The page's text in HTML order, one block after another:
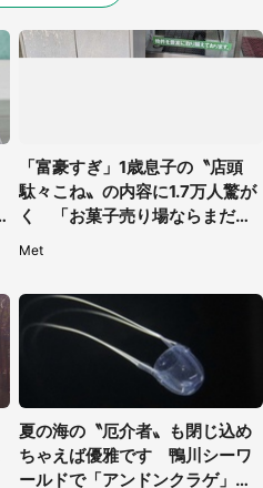
「富豪すぎ」1歳息子の〝店頭
駄々こね〟の内容に1.7万人驚が
く 「お菓子売り場ならまだし
も...」「ハードル高い」
Met
夏の海の〝厄介者〟も閉じ込め
ちゃえば優雅です 鴨川シーワ
ールドで「アンドンクラゲ」期